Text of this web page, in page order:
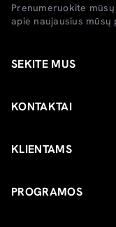
Prenumeruokite
apie naujausius
SEKITE MUS
KONTAKTAI
KLIENTAMS
PROGRAMOS